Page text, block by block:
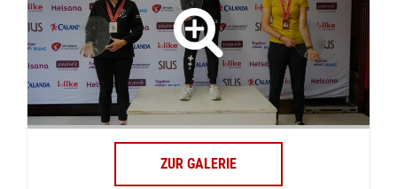
ZUR GALERIE